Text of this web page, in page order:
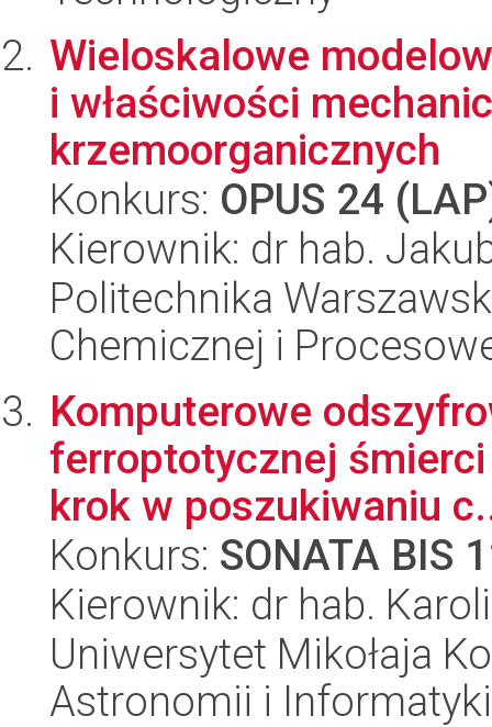
Wieloskalowe
i właściwości
krzemoorganicznych
Konkurs: OPUS 24
Kierownik: dr hab.
Politechnika
Chemicznej i
Komputerowe
ferroptotycznej
krok w poszukiwaniu
Konkurs: SONATA BIS
Kierownik: dr hab.
Uniwersytet Mikołaja
Astronomii i